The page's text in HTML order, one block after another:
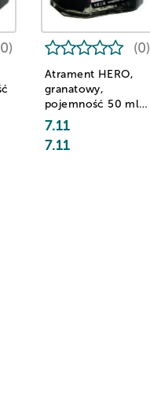
Atrament HERO,
granatowy,
pojemność 50 ml
160-1002
(0)
7.11
7.11